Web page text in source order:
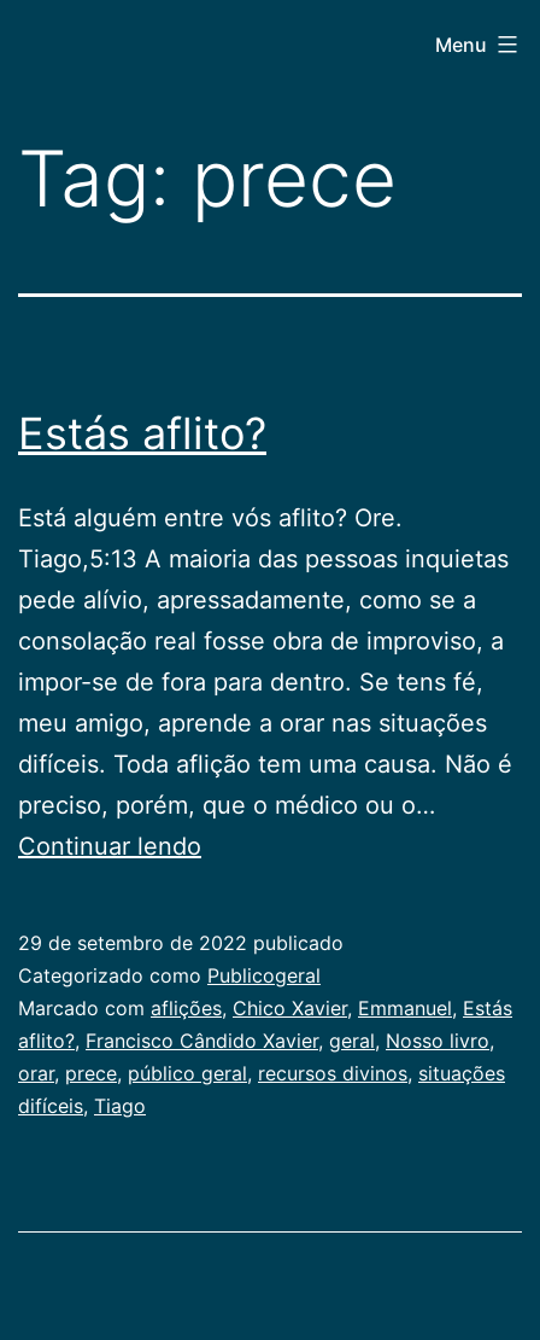
conteúdo
Menu
Tag: prece
Estás aflito?
Está alguém entre vós aflito? Ore.
Tiago,5:13 A maioria das pessoas inquietas
pede alívio, apressadamente, como se a
consolação real fosse obra de improviso, a
impor-se de fora para dentro. Se tens fé,
meu amigo, aprende a orar nas situações
difíceis. Toda aflição tem uma causa. Não é
preciso, porém, que o médico ou o…
Continuar lendo
29 de setembro de 2022 publicado
Categorizado como Publicogeral
Marcado com aflições, Chico Xavier, Emmanuel, Estás
aflito?, Francisco Cândido Xavier, geral, Nosso livro,
orar, prece, público geral, recursos divinos, situações
difíceis, Tiago